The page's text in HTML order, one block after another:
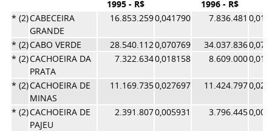
1995 - R$
1996 - R$
* (2)CABECEIRA
GRANDE
16.853.2590,041790 7.836.481
* (2)CABO VERDE 28.540.1120,070769 34.037.836
* (2)CACHOEIRA DA
PRATA
7.322.6340,018158 8.609.000
* (2)CACHOEIRA DE
MINAS
11.169.7350,027697 11.424.797
* (2)CACHOEIRA DE
PAJEU
2.391.8070,005931 3.796.445